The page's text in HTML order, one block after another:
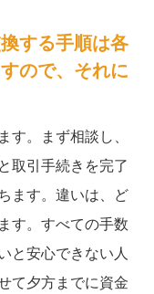
する手順は各
ので、それに
。まず相談し、
取引手続きを完了
ます。違いは、ど
す。すべての手数
と安心できない人
て夕方までに資金